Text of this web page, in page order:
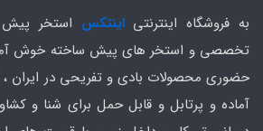
به فروشگاه اینترنتیاینتکس استخر
تخصصی و استخر های پیش ساخته خوش
حضوری محصولات بادی و تفریحی در ایران ،
آماده و پرتابل و قابل حمل برای شنا و